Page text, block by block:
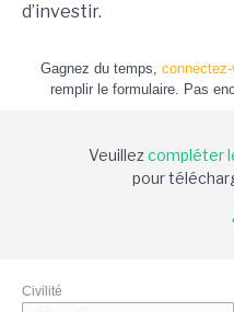
d’investir.
Gagnez du temps,
remplir le formulaire. Pas
Veuillezcompléter
pour
Civilité